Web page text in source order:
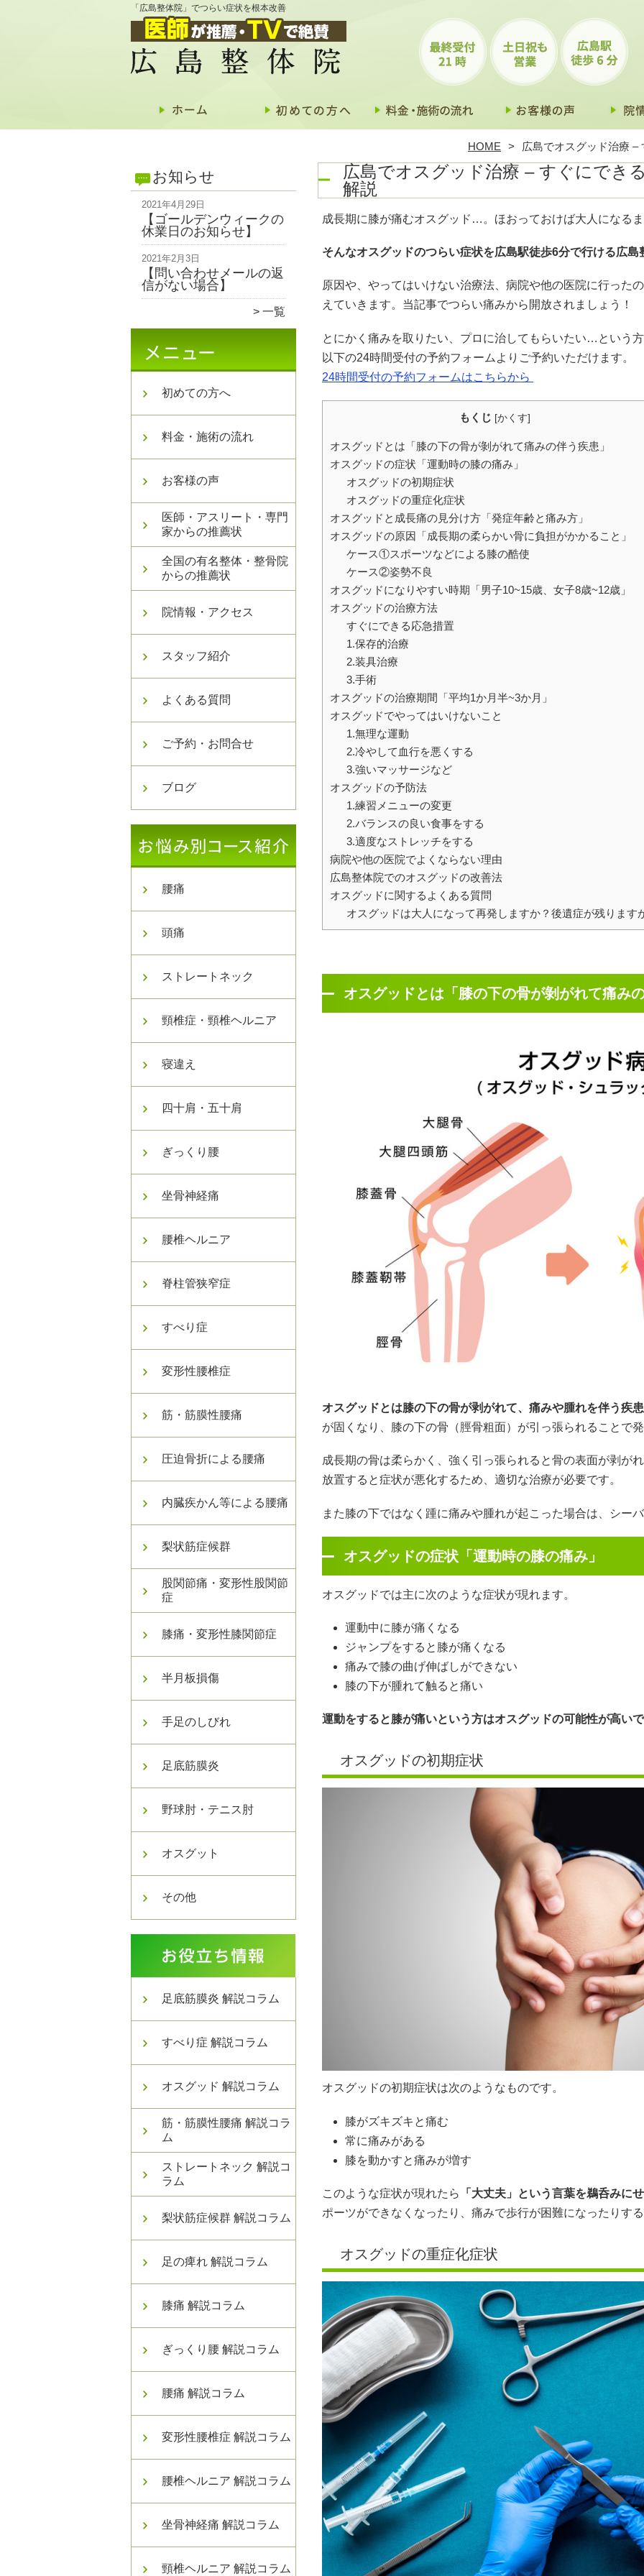
「広島整体院」でつらい症状を根本改善
HOME 広島でオスグッド治療 –
お知らせ
2021年4月29日
【ゴールデンウィークの
休業日のお知らせ】
2021年2月3日
【問い合わせメールの返
信がない場合】
一覧
初めての方へ
料金・施術の流れ
お客様の声
医師・アスリート・専門
家からの推薦状
全国の有名整体・整骨院
からの推薦状
院情報・アクセス
スタッフ紹介
よくある質問
ご予約・お問合せ
ブログ
腰痛
頭痛
ストレートネック
頸椎症・頸椎ヘルニア
寝違え
四十肩・五十肩
ぎっくり腰
坐骨神経痛
腰椎ヘルニア
脊柱管狭窄症
すべり症
変形性腰椎症
筋・筋膜性腰痛
圧迫骨折による腰痛
内臓疾かん等による腰痛
梨状筋症候群
股関節痛・変形性股関節
症
膝痛・変形性膝関節症
半月板損傷
手足のしびれ
足底筋膜炎
野球肘・テニス肘
オスグット
その他
足底筋膜炎 解説コラム
すべり症 解説コラム
オスグッド 解説コラム
筋・筋膜性腰痛 解説コラ
ム
ストレートネック 解説コ
ラム
梨状筋症候群 解説コラム
足の痺れ 解説コラム
膝痛 解説コラム
ぎっくり腰 解説コラム
腰痛 解説コラム
変形性腰椎症 解説コラム
腰椎ヘルニア 解説コラム
坐骨神経痛 解説コラム
頸椎ヘルニア 解説コラム
広島でオスグッド治療 – すぐにでき
解説
成長期に膝が痛むオスグッド…。ほおっておけば大人になる
そんなオスグッドのつらい症状を広島駅徒歩6分で行ける広
原因や、やってはいけない治療法、病院や他の医院に行った
えていきます。当記事でつらい痛みから開放されましょう！
とにかく痛みを取りたい、プロに治してもらいたい…という
以下の24時間受付の予約フォームよりご予約いただけます。
24時間受付の予約フォームはこちらから
もくじ [かくす]
オスグッドとは「膝の下の骨が剝がれて痛みの伴う疾患」
オスグッドの症状「運動時の膝の痛み」
オスグッドの初期症状
オスグッドの重症化症状
オスグッドと成長痛の見分け方「発症年齢と痛み方」
オスグッドの原因「成長期の柔らかい骨に負担がかかること」
ケース①スポーツなどによる膝の酷使
ケース②姿勢不良
オスグッドになりやすい時期「男子10~15歳、女子8歳~12歳」
オスグッドの治療方法
すぐにできる応急措置
1.保存的治療
2.装具治療
3.手術
オスグッドの治療期間「平均1か月半~3か月」
オスグッドでやってはいけないこと
1.無理な運動
2.冷やして血行を悪くする
3.強いマッサージなど
オスグッドの予防法
1.練習メニューの変更
2.バランスの良い食事をする
3.適度なストレッチをする
病院や他の医院でよくならない理由
広島整体院でのオスグッドの改善法
オスグッドに関するよくある質問
オスグッドは大人になって再発しますか？後遺症が残ります
オスグッドとは「膝の下の骨が剝がれて痛み
オスグッドとは膝の下の骨が剥がれて、痛みや腫れを伴う疾
が固くなり、膝の下の骨（脛骨粗面）が引っ張られることで
成長期の骨は柔らかく、強く引っ張られると骨の表面が剥が
放置すると症状が悪化するため、適切な治療が必要です。
また膝の下ではなく踵に痛みや腫れが起こった場合は、シー
オスグッドの症状「運動時の膝の痛み」
オスグッドでは主に次のような症状が現れます。
運動中に膝が痛くなる
ジャンプをすると膝が痛くなる
痛みで膝の曲げ伸ばしができない
膝の下が腫れて触ると痛い
運動をすると膝が痛いという方はオスグッドの可能性が高い
オスグッドの初期症状
オスグッドの初期症状は次のようなものです。
膝がズキズキと痛む
常に痛みがある
膝を動かすと痛みが増す
このような症状が現れたら
「大丈夫」という言葉を鵜呑みに
ポーツができなくなったり、痛みで歩行が困難になったりす
オスグッドの重症化症状